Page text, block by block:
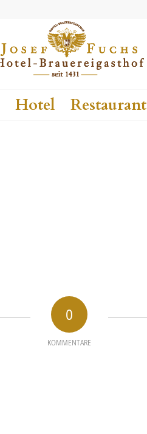
Hotel Restaurant
0
KOMMENTARE